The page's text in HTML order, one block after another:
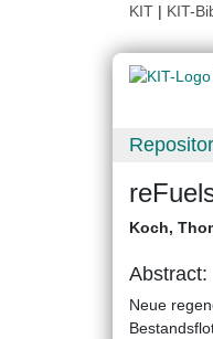
KIT | KIT-
Koch,
Abstract:
Neue